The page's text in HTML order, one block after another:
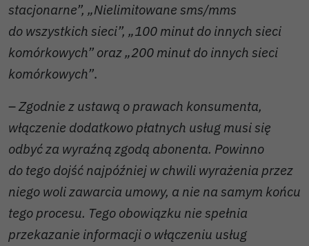
stacjonarne”, „Nielimitowane sms/mms
do wszystkich sieci”, „100 minut do innych sieci
komórkowych” oraz „200 minut do innych sieci
komórkowych”.
–Zgodnie z ustawą o prawach konsumenta,
włączenie dodatkowo płatnych usług musi się
odbyć za wyraźną zgodą abonenta. Powinno
do tego dojść najpóźniej w chwili wyrażenia przez
niego woli zawarcia umowy, a nie na samym końcu
tego procesu. Tego obowiązku nie spełnia
przekazanie informacji o włączeniu usług